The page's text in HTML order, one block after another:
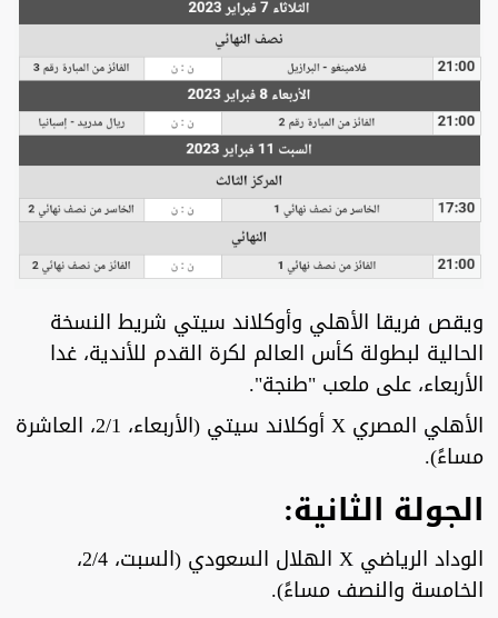
ويقص فريقا الأهلي وأوكلاند سيتي شريط النسخة
الحالية لبطولة كأس العالم لكرة القدم للأندية، غدا
الأربعاء، على ملعب "طنجة".
الأهلي المصري X أوكلاند سيتي (الأربعاء، 2/1، العاشرة
مساءً).
الجولة الثانية:
الوداد الرياضي X الهلال السعودي (السبت، 2/4،
الخامسة والنصف مساءً).